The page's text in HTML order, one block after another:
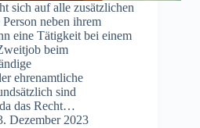
sich auf alle zusätzlichen
neben ihrem
eine Tätigkeit bei einem
beim
ehrenamtliche
sind
das Recht…
Dezember 2023